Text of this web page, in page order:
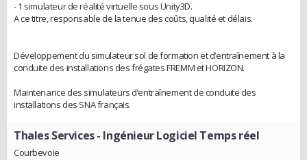
- 1 simulateur de réalité virtuelle sous Unity3D.
A ce titre, responsable de la tenue des coûts, qualité et délais.
Développement du simulateur sol de formation et d’entraînement à la
conduite des installations des frégates FREMM et HORIZON.
Maintenance des simulateurs d’entraînement de conduite des
installations des SNA français.
Thales Services- Ingénieur Logiciel Temps réel
Courbevoie